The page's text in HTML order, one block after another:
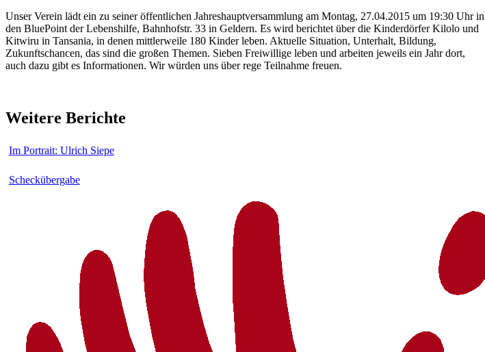
Unser Verein lädt ein zu seiner öffentlichen Jahreshauptversammlung am Montag, 27.04.2015 um 19:30 Uhr in
den BluePoint der Lebenshilfe, Bahnhofstr. 33 in Geldern. Es wird berichtet über die Kinderdörfer Kilolo und
Kitwiru in Tansania, in denen mittlerweile 180 Kinder leben. Aktuelle Situation, Unterhalt, Bildung,
Zukunftschancen, das sind die großen Themen. Sieben Freiwillige leben und arbeiten jeweils ein Jahr dort,
auch dazu gibt es Informationen. Wir würden uns über rege Teilnahme freuen.
Weitere Berichte
Im Portrait: Ulrich Siepe
Scheckübergabe